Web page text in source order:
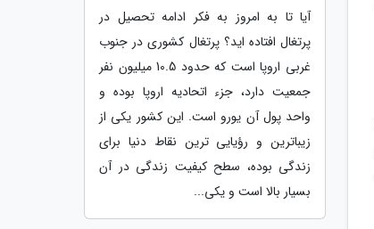
آیا تا به امروز به فکر ادامه تحصیل در
پرتغال افتاده اید؟ پرتغال کشوری در جنوب
غربی اروپا است که حدود 10.5 میلیون نفر
جمعیت دارد، جزء اتحادیه اروپا بوده و
واحد پول آن یورو است. این کشور یکی از
زیباترین و رؤیایی ترین نقاط دنیا برای
زندگی بوده، سطح کیفیت زندگی در آن
بسیار بالا است و یکی...